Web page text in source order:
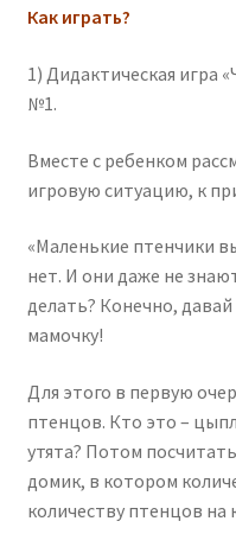
Как играть?
1) Дидактическая игра
№1.
Вместе с ребенком
игровую ситуацию, к
«Маленькие птенчики
нет. И они даже не
делать? Конечно,
мамочку!
Для этого в первую
птенцов. Кто это –
утята? Потом
домик, в котором
количеству птенцов на